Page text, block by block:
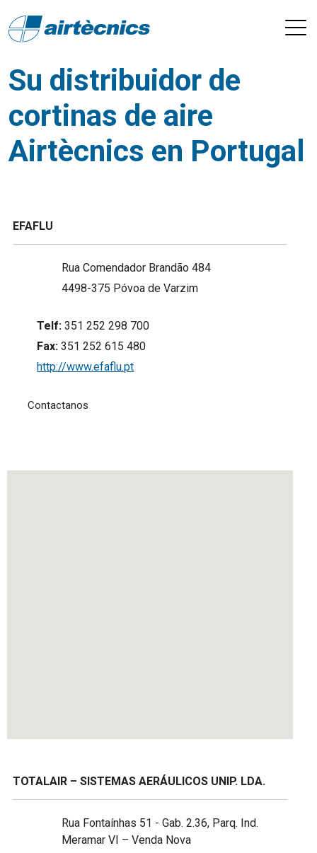
Su distribuidor de
cortinas de aire
Airtècnics en Portugal
EFAFLU
Rua Comendador Brandão 484
4498-375 Póvoa de Varzim
Telf: 351 252 298 700
Fax: 351 252 615 480
http://www.efaflu.pt
Contactanos
TOTALAIR – SISTEMAS AERÁULICOS UNIP. LDA.
Rua Fontaínhas 51 - Gab. 2.36, Parq. Ind.
Meramar VI – Venda Nova